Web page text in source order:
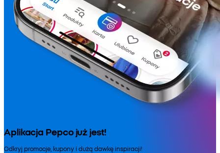
Aplikacja Pepco już jest!
Odkryj promocje, kupony i dużą dawkę inspiracji!